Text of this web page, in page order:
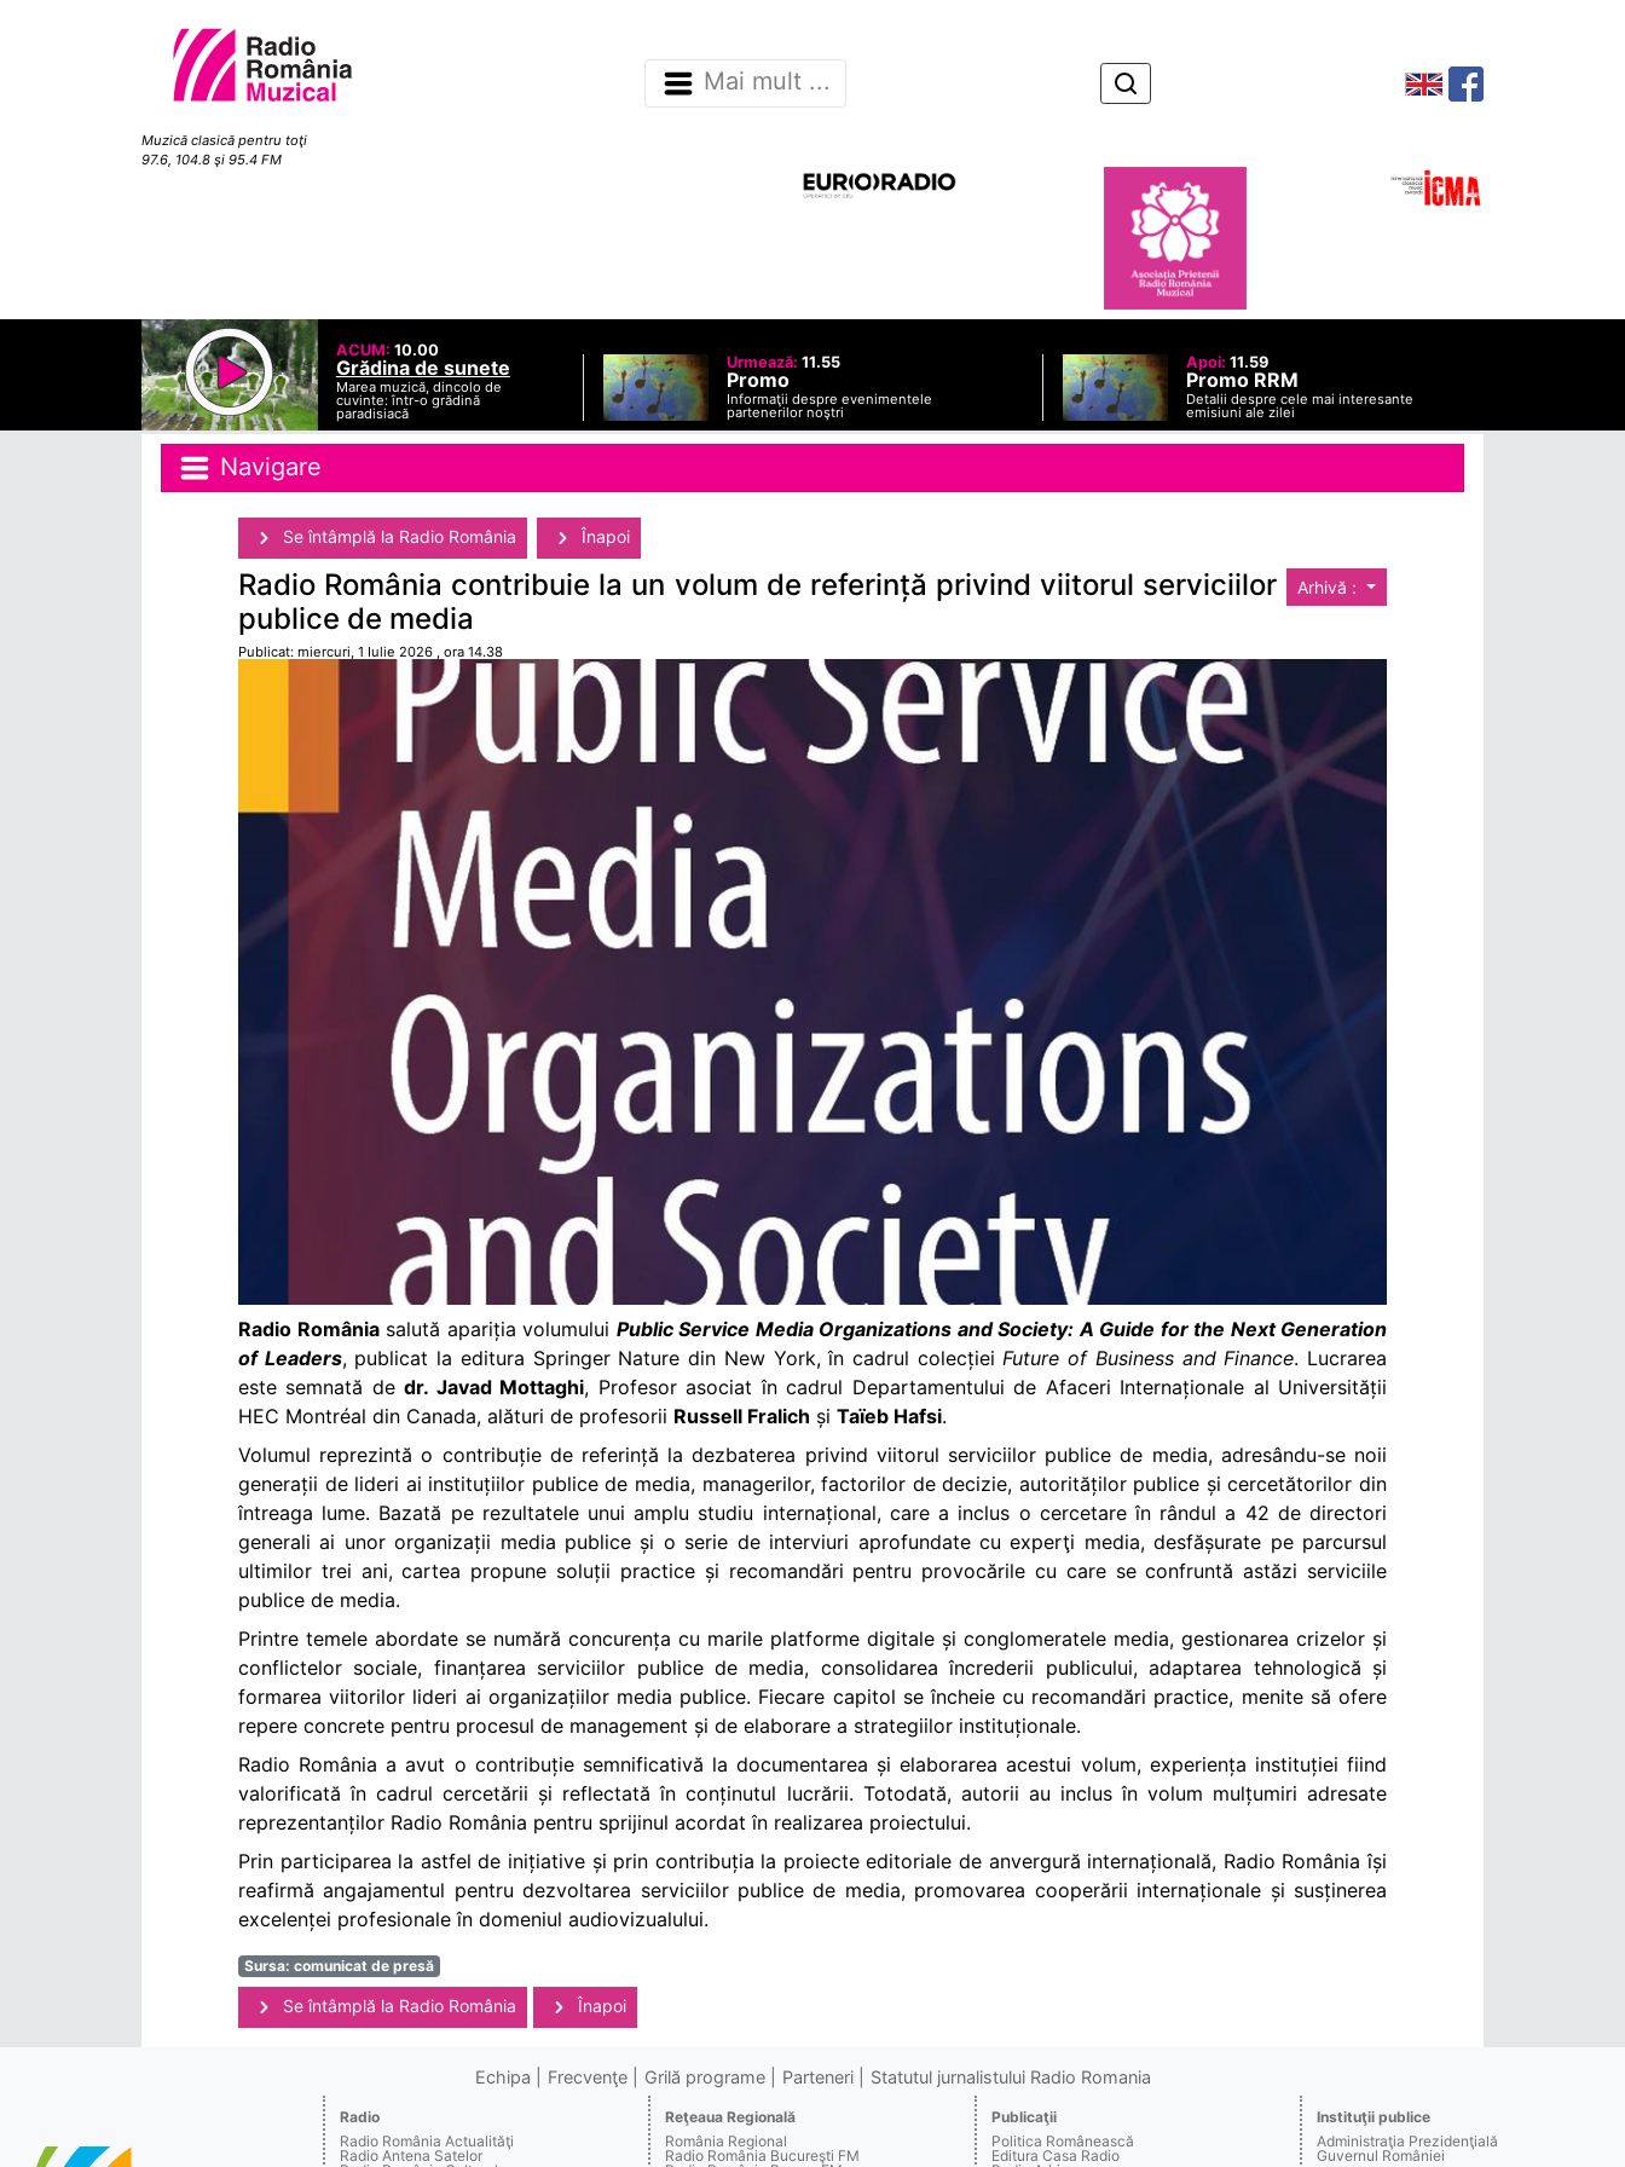
Muzică clasică pentru toţi
97.6, 104.8 şi 95.4 FM
Mai mult ...
ACUM: 10.00
Grădina de sunete
Marea muzică, dincolo de
cuvinte: într-o grădină
paradisiacă
Urmează: 11.55
Promo
Informaţii despre evenimentele
partenerilor noştri
Apoi: 11.59
Promo RRM
Detalii despre cele mai interesante
emisiuni ale zilei
Navigare
Se întâmplă la Radio România Înapoi
Arhivă :
Radio România contribuie la un volum de referință privind viitorul serviciilor
publice de media
Publicat: miercuri, 1 Iulie 2026 , ora 14.38
Radio România salută apariția volumului Public Service Media Organizations and Society: A Guide for the Next Generation
of Leaders, publicat la editura Springer Nature din New York, în cadrul colecțieiFuture of Business and Finance. Lucrarea
este semnată dedr. Javad Mottaghi, Profesor asociat în cadrul Departamentului de Afaceri Internaționale al Universității
HEC Montréal din Canada, alături de profesorii Russell Fralich și Taïeb Hafsi.
Volumul reprezintă o contribuție de referință la dezbaterea privind viitorul serviciilor publice de media, adresându-se noii
generații de lideri ai instituțiilor publice de media, managerilor, factorilor de decizie, autorităților publice și cercetătorilor din
întreaga lume. Bazată pe rezultatele unui amplu studiu internațional, care a inclus o cercetare în rândul a 42 de directori
generali ai unor organizații media publice și o serie de interviuri aprofundate cu experţi media, desfășurate pe parcursul
ultimilor trei ani, cartea propune soluții practice și recomandări pentru provocările cu care se confruntă astăzi serviciile
publice de media.
Printre temele abordate se numără concurența cu marile platforme digitale și conglomeratele media, gestionarea crizelor și
conflictelor sociale, finanțarea serviciilor publice de media, consolidarea încrederii publicului, adaptarea tehnologică și
formarea viitorilor lideri ai organizațiilor media publice. Fiecare capitol se încheie cu recomandări practice, menite să ofere
repere concrete pentru procesul de management și de elaborare a strategiilor instituționale.
Radio România a avut o contribuție semnificativă la documentarea și elaborarea acestui volum, experiența instituției fiind
valorificată în cadrul cercetării și reflectată în conținutul lucrării. Totodată, autorii au inclus în volum mulțumiri adresate
reprezentanților Radio România pentru sprijinul acordat în realizarea proiectului.
Prin participarea la astfel de inițiative și prin contribuția la proiecte editoriale de anvergură internațională, Radio România își
reafirmă angajamentul pentru dezvoltarea serviciilor publice de media, promovarea cooperării internaționale și susținerea
excelenței profesionale în domeniul audiovizualului.
Sursa: comunicat de presă
Se întâmplă la Radio România Înapoi
Echipa Frecvenţe Grilă programe Parteneri Statutul jurnalistului Radio Romania
Radio
Radio România Actualităţi
Radio Antena Satelor
Reţeaua Regională
România Regional
Radio România Bucureşti FM
Publicaţii
Politica Românească
Editura Casa Radio
Instituţii publice
Administraţia Prezidenţială
Guvernul României